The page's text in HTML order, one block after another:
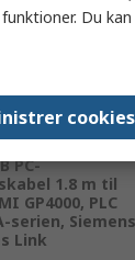
PC-
1.8 m til
GP4000, PLC
serien, Siemens
Link
Du
cookies